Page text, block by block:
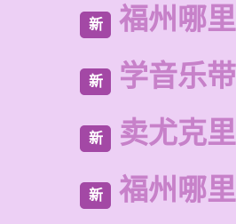
新 福州哪
新 学音乐
新 卖尤克
新 福州哪